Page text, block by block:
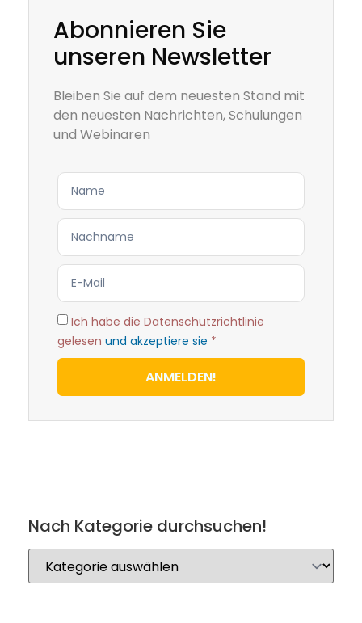
Abonnieren Sie
unseren Newsletter
Bleiben Sie auf dem neuesten Stand mit
den neuesten Nachrichten, Schulungen
und Webinaren
Ich habe die Datenschutzrichtlinie
gelesen und akzeptiere sie *
ANMELDEN!
Nach Kategorie durchsuchen!